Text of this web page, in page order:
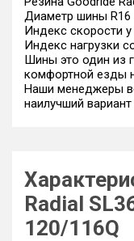
Диаметр шины R16
Индекс скорости у
Индекс нагрузки
Шины это один из
комфортной езды
Наши менеджеры
наилучший
Radial
120/116Q